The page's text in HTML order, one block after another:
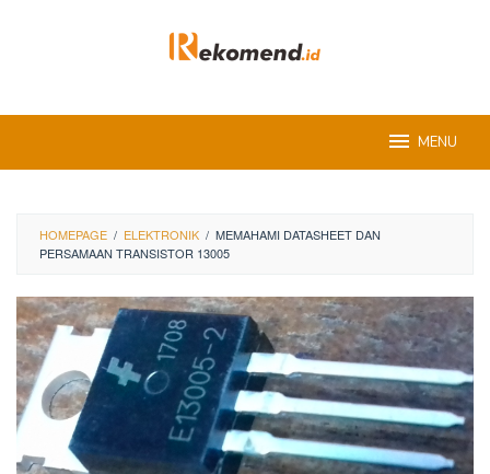
MENU
HOMEPAGE / ELEKTRONIK / MEMAHAMI DATASHEET DAN
PERSAMAAN TRANSISTOR 13005